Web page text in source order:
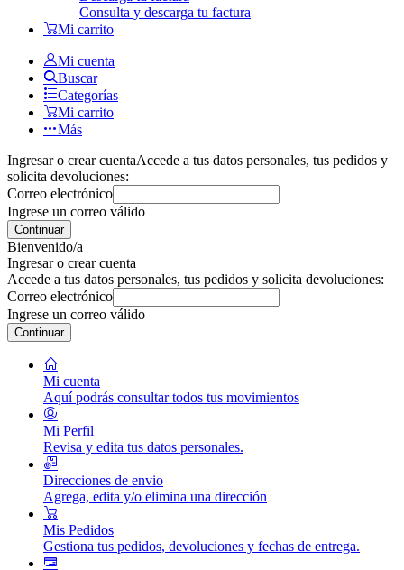
Consulta y descarga tu factura
Mi carrito
Mi cuenta
Buscar
Categorías
Mi carrito
Más
Ingresar o crear cuentaAccede a tus datos personales, tus pedidos y
solicita devoluciones:
Correo electrónico
Ingrese un correo válido
Continuar
Bienvenido/a
Ingresar o crear cuenta
Accede a tus datos personales, tus pedidos y solicita devoluciones:
Correo electrónico
Ingrese un correo válido
Continuar
Mi cuenta
Aquí podrás consultar todos tus movimientos
Mi Perfil
Revisa y edita tus datos personales.
Direcciones de envio
Agrega, edita y/o elimina una dirección
Mis Pedidos
Gestiona tus pedidos, devoluciones y fechas de entrega.